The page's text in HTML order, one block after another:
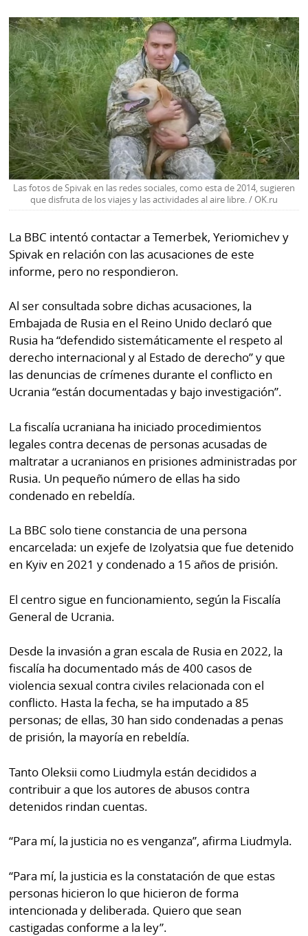
Las fotos de Spivak en las redes sociales, como esta de 2014, sugieren
que disfruta de los viajes y las actividades al aire libre. / OK.ru
La BBC intentó contactar a Temerbek, Yeriomichev y
Spivak en relación con las acusaciones de este
informe, pero no respondieron.
Al ser consultada sobre dichas acusaciones, la
Embajada de Rusia en el Reino Unido declaró que
Rusia ha “defendido sistemáticamente el respeto al
derecho internacional y al Estado de derecho” y que
las denuncias de crímenes durante el conflicto en
Ucrania “están documentadas y bajo investigación”.
La fiscalía ucraniana ha iniciado procedimientos
legales contra decenas de personas acusadas de
maltratar a ucranianos en prisiones administradas por
Rusia. Un pequeño número de ellas ha sido
condenado en rebeldía.
La BBC solo tiene constancia de una persona
encarcelada: un exjefe de Izolyatsia que fue detenido
en Kyiv en 2021 y condenado a 15 años de prisión.
El centro sigue en funcionamiento, según la Fiscalía
General de Ucrania.
Desde la invasión a gran escala de Rusia en 2022, la
fiscalía ha documentado más de 400 casos de
violencia sexual contra civiles relacionada con el
conflicto. Hasta la fecha, se ha imputado a 85
personas; de ellas, 30 han sido condenadas a penas
de prisión, la mayoría en rebeldía.
Tanto Oleksii como Liudmyla están decididos a
contribuir a que los autores de abusos contra
detenidos rindan cuentas.
“Para mí, la justicia no es venganza”, afirma Liudmyla.
“Para mí, la justicia es la constatación de que estas
personas hicieron lo que hicieron de forma
intencionada y deliberada. Quiero que sean
castigadas conforme a la ley”.